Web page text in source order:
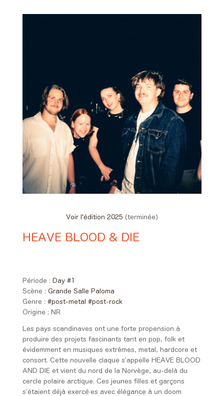
Voir l'édition 2025 (terminée)
HEAVE BLOOD & DIE
Période : Day #1
Scène : Grande Salle Paloma
Genre : #post-metal
#post-rock
Origine : NR
Les pays scandinaves ont une forte propension à
produire des projets fascinants tant en pop, folk et
évidemment en musiques extrêmes, metal, hardcore et
consort. Cette nouvelle claque s’appelle HEAVE BLOOD
AND DIE et vient du nord de la Norvège, au-delà du
cercle polaire arctique. Ces jeunes filles et garçons
s’étaient déjà exercé·es avec élégance à un doom